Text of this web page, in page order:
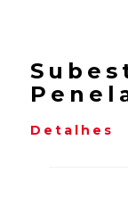
Detalhes